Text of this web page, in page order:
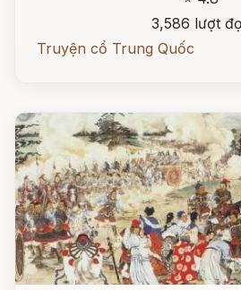
3,586 lượt
Truyện cổ Trung Quốc